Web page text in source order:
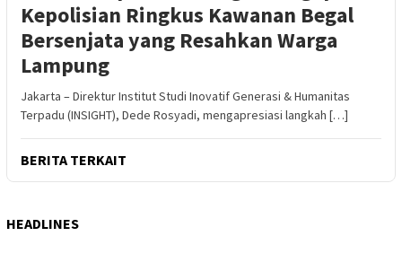
Kepolisian Ringkus Kawanan Begal
Bersenjata yang Resahkan Warga
Lampung
Jakarta – Direktur Institut Studi Inovatif Generasi & Humanitas
Terpadu (INSIGHT), Dede Rosyadi, mengapresiasi langkah […]
BERITA TERKAIT
HEADLINES